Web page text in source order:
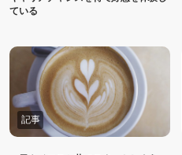
ている
記事